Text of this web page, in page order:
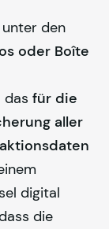
unter den
oder Boîte
das für die
aller
digital
die